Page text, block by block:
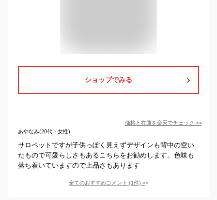
ショップでみる
価格と在庫を楽天でチェック >>
あやなみ(20代・女性)
サロペットですが子供っぽく見えずデザインも背中の空い
たもので可愛らしさもあるこちらをお勧めします。色味も
落ち着いていますので上品さもあります
全てのおすすめコメント (1件) >